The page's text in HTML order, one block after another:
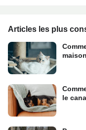
Articles les plus
le